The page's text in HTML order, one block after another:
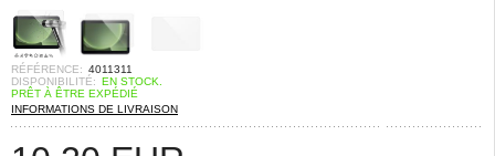
RÉFÉRENCE: 4011311
DISPONIBILITÉ: EN STOCK.
PRÊT À ÊTRE EXPÉDIÉ
INFORMATIONS DE LIVRAISON